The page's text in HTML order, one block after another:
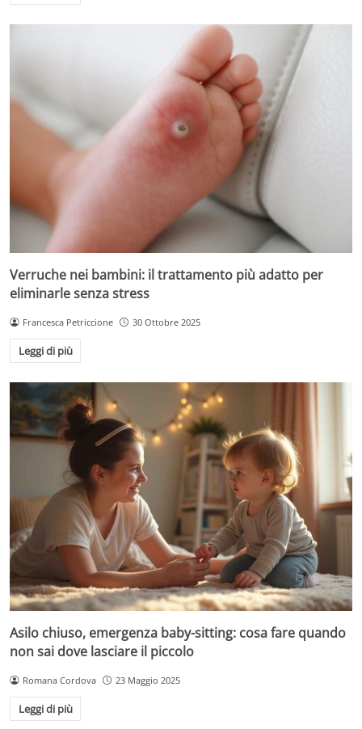
Verruche nei bambini: il trattamento più adatto per
eliminarle senza stress
Francesca Petriccione 30 Ottobre 2025
Leggi di più
Asilo chiuso, emergenza baby-sitting: cosa fare quando
non sai dove lasciare il piccolo
Romana Cordova 23 Maggio 2025
Leggi di più